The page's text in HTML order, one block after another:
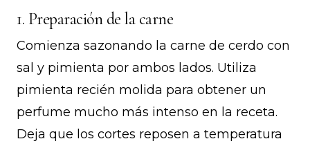
1. Preparación de la carne
Comienza sazonando la carne de cerdo con
sal y pimienta por ambos lados. Utiliza
pimienta recién molida para obtener un
perfume mucho más intenso en la receta.
Deja que los cortes reposen a temperatura